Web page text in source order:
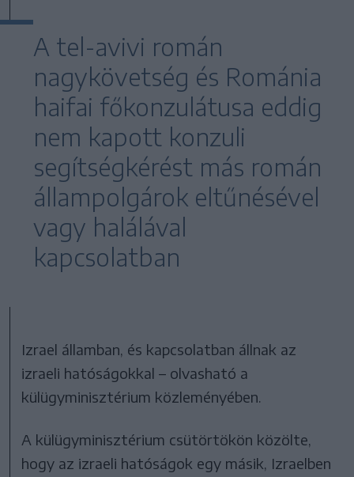
A tel-avivi román
nagykövetség és Románia
haifai főkonzulátusa eddig
nem kapott konzuli
segítségkérést más román
állampolgárok eltűnésével
vagy halálával
kapcsolatban
Izrael államban, és kapcsolatban állnak az
izraeli hatóságokkal – olvasható a
külügyminisztérium közleményében.
A külügyminisztérium csütörtökön közölte,
hogy az izraeli hatóságok egy másik, Izraelben